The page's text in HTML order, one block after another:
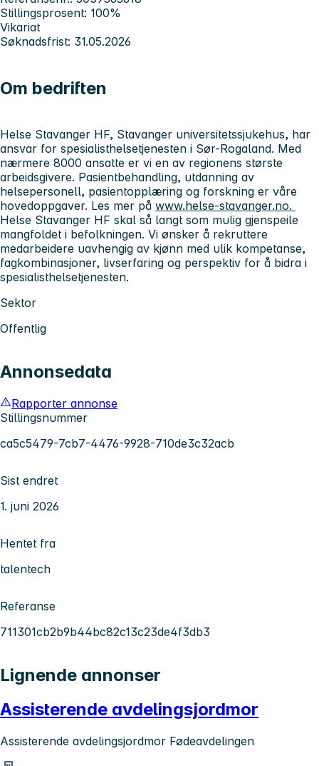
Stillingsprosent: 100%
Vikariat
Søknadsfrist: 31.05.2026
Om bedriften
Helse Stavanger HF, Stavanger universitetssjukehus, har
ansvar for spesialisthelsetjenesten i Sør-Rogaland. Med
nærmere 8000 ansatte er vi en av regionens største
arbeidsgivere. Pasientbehandling, utdanning av
helsepersonell, pasientopplæring og forskning er våre
hovedoppgaver. Les mer på www.helse-stavanger.no.
Helse Stavanger HF skal så langt som mulig gjenspeile
mangfoldet i befolkningen. Vi ønsker å rekruttere
medarbeidere uavhengig av kjønn med ulik kompetanse,
fagkombinasjoner, livserfaring og perspektiv for å bidra i
spesialisthelsetjenesten.
Sektor
Offentlig
Annonsedata
Rapporter annonse
Stillingsnummer
ca5c5479-7cb7-4476-9928-710de3c32acb
Sist endret
1. juni 2026
Hentet fra
talentech
Referanse
711301cb2b9b44bc82c13c23de4f3db3
Lignende annonser
Assisterende avdelingsjordmor
Assisterende avdelingsjordmor Fødeavdelingen